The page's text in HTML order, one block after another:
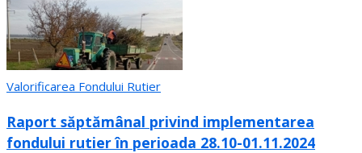
Valorificarea Fondului Rutier
Raport săptămânal privind implementarea
fondului rutier în perioada 28.10-01.11.2024